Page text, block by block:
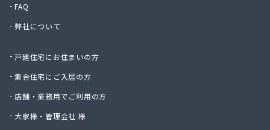
FAQ
弊社について
戸建住宅にお住まいの方
集合住宅にご入居の方
店舗・業務用でご利用の方
大家様・管理会社 様